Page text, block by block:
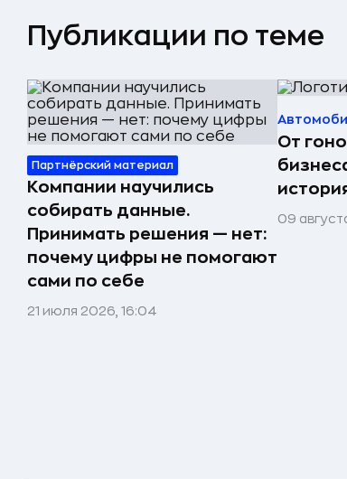
Публикации по теме
Партнёрский материал
Компании научились
собирать данные.
Принимать решения — нет:
почему цифры не помогают
сами по себе
21 июля 2026, 16:04
От
09